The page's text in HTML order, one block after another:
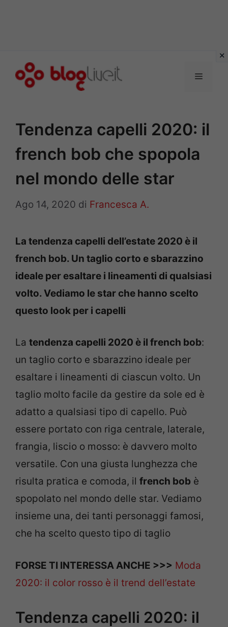
Menu
Tendenza capelli 2020: il
french bob che spopola
nel mondo delle star
Ago 14, 2020 di Francesca A.
La tendenza capelli dell’estate 2020 è il
french bob. Un taglio corto e sbarazzino
ideale per esaltare i lineamenti di qualsiasi
volto. Vediamo le star che hanno scelto
questo look per i capelli
La tendenza capelli 2020 è il french bob:
un taglio corto e sbarazzino ideale per
esaltare i lineamenti di ciascun volto. Un
taglio molto facile da gestire da sole ed è
adatto a qualsiasi tipo di capello. Può
essere portato con riga centrale, laterale,
frangia, liscio o mosso: è davvero molto
versatile. Con una giusta lunghezza che
risulta pratica e comoda, il french bob è
spopolato nel mondo delle star. Vediamo
insieme una, dei tanti personaggi famosi,
che ha scelto questo tipo di taglio
FORSE TI INTERESSA ANCHE >>> Moda
2020: il color rosso è il trend dell’estate
Tendenza capelli 2020: il